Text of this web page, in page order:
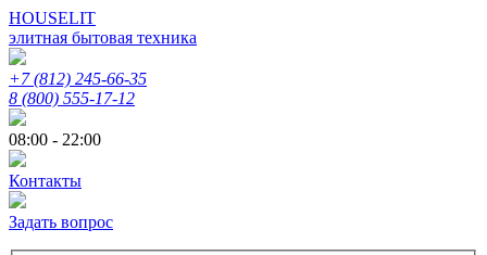
HOUSELIT
элитная бытовая техника
+7 (812) 245-66-35
8 (800) 555-17-12
08:00 - 22:00
Контакты
Задать вопрос